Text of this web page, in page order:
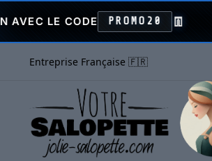
PROMO20 👖
Entreprise Française 🇫🇷